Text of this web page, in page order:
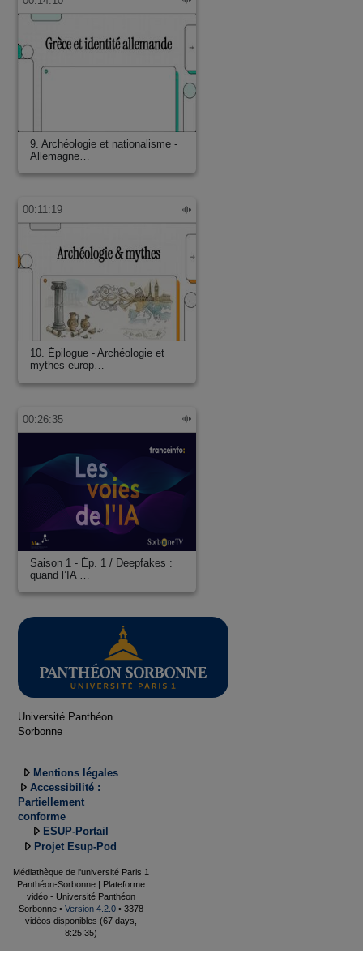
9. Archéologie et nationalisme -
Allemagne…
00:11:19
10. Épilogue - Archéologie et
mythes europ…
00:26:35
Saison 1 - Ép. 1 / Deepfakes :
quand l’IA …
Université Panthéon
Sorbonne
Mentions légales
Accessibilité :
Partiellement
conforme
ESUP-Portail
Projet Esup-Pod
Médiathèque de l'université Paris 1
Panthéon-Sorbonne | Plateforme
vidéo - Université Panthéon
Sorbonne • Version 4.2.0 • 3378
vidéos disponibles (67 days,
8:25:35)